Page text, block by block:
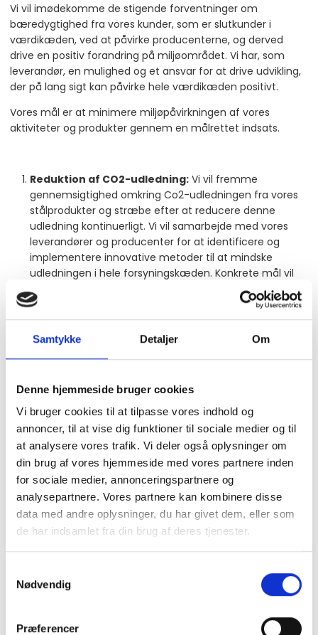
Samtykke Detaljer Om
Denne hjemmeside bruger cookies
Vi bruger cookies til at tilpasse vores indhold og
annoncer, til at vise dig funktioner til sociale medier og til
at analysere vores trafik. Vi deler også oplysninger om
din brug af vores hjemmeside med vores partnere inden
for sociale medier, annonceringspartnere og
analysepartnere. Vores partnere kan kombinere disse
data med andre oplysninger, du har givet dem, eller som
de har indsamlet fra din brug af deres tjenester.
Nødvendig
Præferencer
Vi vil imødekomme de stigende forventninger om
bæredygtighed fra vores kunder, som er slutkunder i
værdikæden, ved at påvirke producenterne, og derved
drive en positiv forandring på miljøområdet. Vi har, som
leverandør, en mulighed og et ansvar for at drive udvikling,
der på lang sigt kan påvirke hele værdikæden positivt.
Vores mål er at minimere miljøpåvirkningen af vores
aktiviteter og produkter gennem en målrettet indsats.
Reduktion af CO2-udledning: Vi vil fremme
gennemsigtighed omkring Co2-udledningen fra vores
stålprodukter og stræbe efter at reducere denne
udledning kontinuerligt. Vi vil samarbejde med vores
leverandører og producenter for at identificere og
implementere innovative metoder til at mindske
udledningen i hele forsyningskæden. Konkrete mål vil
blive fastlagt for at reducere udledningen i Scope 1
(direkte), Scope 2 (indirekte) og Scope 3 (leverandørers
udledninger) for at arbejde hen imod en nedgang i
vores samlede klimapåvirkning.
minimere enhver negativ påvirkning af miljøet i vores
daglige operationer og på vores lokationer. Dette
omfatter forebyggelse af forurening, effektiv
ressourceudnyttelse og affaldshåndtering samt
anbefale bæredygtige produktionsmetoder til
producenterne vi anvender. Vi vil investere i og støtte
initiativer, der fremmer genbrug, genanvendelse og
cirkulære økonomiske principper.
Medarbejderengagement:
Vi vil engagere og
uddanne vores medarbejdere i vores miljømål og -
initiativer for at sikre, at alle i vores organisation forstår
målsætninger. Vi vil opfordre til idégenerering og aktivt
inddrage og konsultere vores team for at fremme
bæredygtige løsninger og kontinuerlig forbedring.